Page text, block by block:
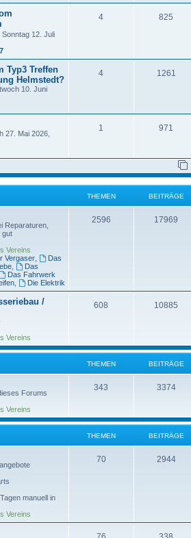
Sonntag 12. Juli
4 825
Typ3 Treffen
Helmstedt?
10. Juni
4 1261
27. Mai 2026,
1 971
THEMEN BEITRÄGE
Reparaturen,
gut
Vereins
Vergaser,
Das
,
Das
Das Fahrwerk
, Die Elektrik
2596 17969
/
Vereins
608 10885
THEMEN BEITRÄGE
Forums
Vereins
343 3374
THEMEN BEITRÄGE
manuell in
Vereins
70 2944